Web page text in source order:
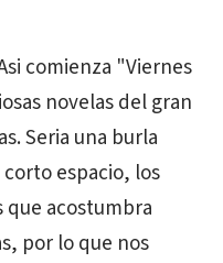
comienza "Viernes
novelas del gran
Seria una burla
espacio, los
que acostumbra
por lo que nos